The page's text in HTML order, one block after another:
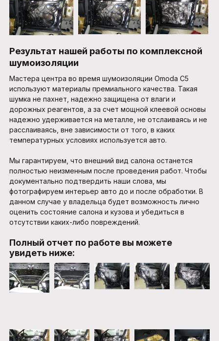
Результат нашей работы по комплексной
шумоизоляции
Мастера центра во время шумоизоляции Omoda C5
используют материалы премиального качества. Такая
шумка не пахнет, надежно защищена от влаги и
дорожных реагентов, а за счет мощной клеевой основы
надежно удерживается на металле, не отслаиваясь и не
расслаиваясь, вне зависимости от того, в каких
температурных условиях используется авто.
Мы гарантируем, что внешний вид салона останется
полностью неизменным после проведения работ. Чтобы
документально подтвердить наши слова, мы
фотографируем интерьер авто до и после обработки. В
данном случае у владельца будет возможность лично
оценить состояние салона и кузова и убедиться в
отсутствии каких-либо повреждений.
Полный отчет по работе вы можете
увидеть ниже: